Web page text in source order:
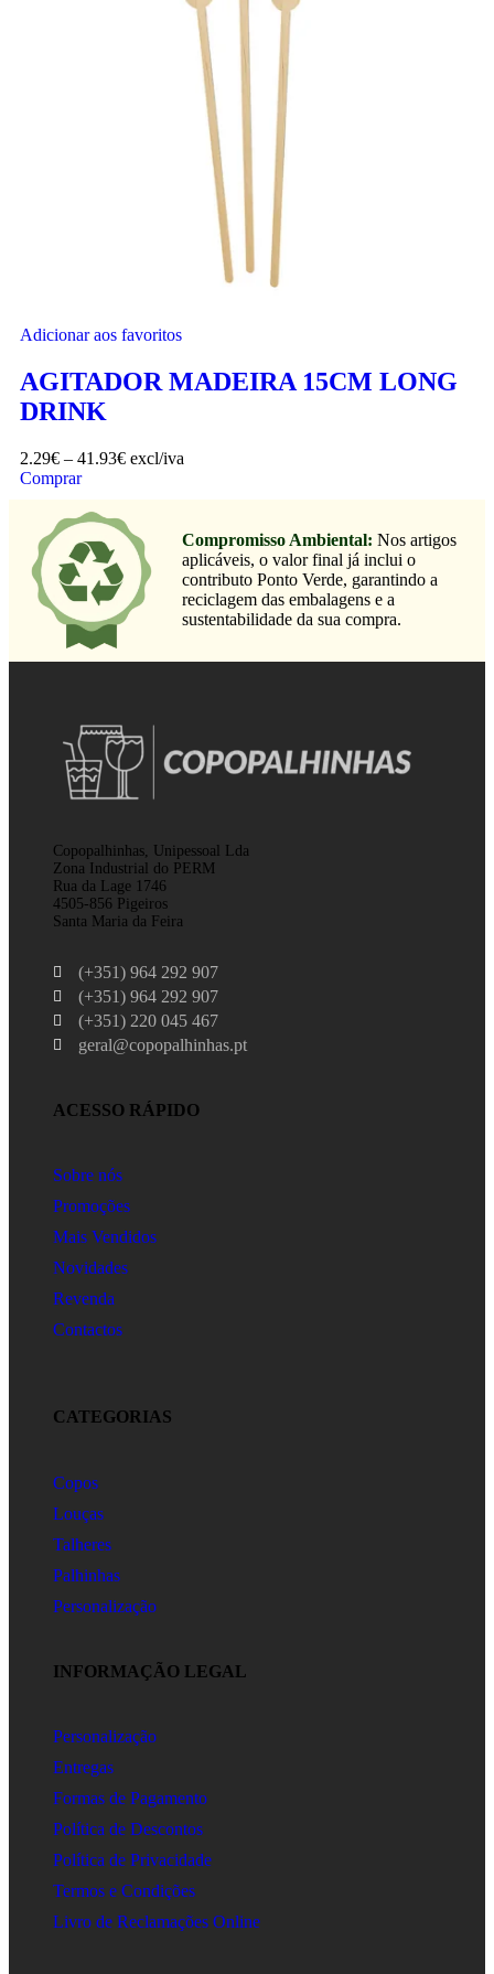
Adicionar aos favoritos
AGITADOR MADEIRA 15CM LONG
DRINK
2.29€ – 41.93€ excl/iva
Comprar
Compromisso Ambiental: Nos artigos
aplicáveis, o valor final já inclui o
contributo Ponto Verde, garantindo a
reciclagem das embalagens e a
sustentabilidade da sua compra.
Copopalhinhas, Unipessoal Lda
Zona Industrial do PERM
Rua da Lage 1746
4505-856 Pigeiros
Santa Maria da Feira
(+351) 964 292 907
(+351) 964 292 907
(+351) 220 045 467
geral@copopalhinhas.pt
ACESSO RÁPIDO
Sobre nós
Promoções
Mais Vendidos
Novidades
Revenda
Contactos
CATEGORIAS
Copos
Louças
Talheres
Palhinhas
Personalização
INFORMAÇÃO LEGAL
Personalização
Entregas
Formas de Pagamento
Política de Descontos
Política de Privacidade
Termos e Condições
Livro de Reclamações Online